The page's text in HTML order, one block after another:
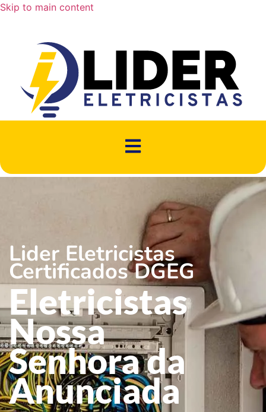
Skip to main content
Lider Eletricistas
Certificados DGEG
Eletricistas
Nossa
Senhora da
Anunciada